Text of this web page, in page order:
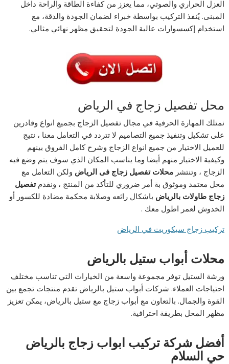
العزل الحراري والصوتي، مما يعزز من كفاءة الطاقة والراحة داخل
المبنى. يُنفذ التركيب بواسطة خبراء لضمان الجودة والدقة، مع
استخدام إكسسوارات عالية الجودة لتحقيق مظهر نهائي مثالي.
محل تفصيل زجاج في الرياض
نمتلك المهارة الحرفية في مجال تفصيل الزجاج بجميع انواع وقادرين
على تشكيل وتنفيذ جميع التصاميم لا تتردد في التعامل معنا ، نتيج
للعميل الاختيار من جميع انواع الزجاج وشرح كامل الفروق بينهم
وكيفية الاختيار منهم أيضا وما يناسب المكان الذي سوف يتم وضع فيه
الزجاج ، وتنتشرمحلات تفصيل زجاج فى الرياض ولكن التعامل مع
محل معتمد وموثوق بة أمر ضروري للتأكد من المنتج ، ونقدمتفصيل
زجاج طاولات بالرياض باشكال رائعه وصلابة محكمة مضادة للكسور أو
الخدوش لعمر اطول معك .
تركيب زجاج سيكوريت في الرياض
محلات أبواب ستيل بالرياض
ورشة الستيل توفر مجموعة واسعة من الخيارات التي تناسب مختلف
احتياجات العملاء. شركات أبواب ستيل بالرياض تقدم منتجات تجمع بين
القوة والجمال. بالتعاون مع أبواب زجاج مع ستيل بالرياض، يمكن تعزيز
مظهر المحل بطريقة احترافية.
أفضل شركة تركيب ابواب زجاج بالرياض
حي السلام